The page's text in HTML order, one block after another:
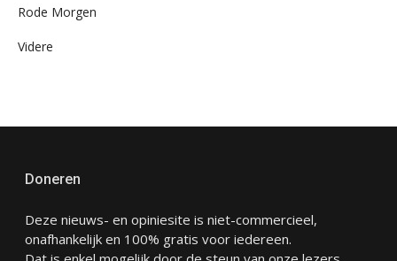
Rode Morgen
Videre
Doneren
Deze nieuws- en opiniesite is niet-commercieel,
onafhankelijk en 100% gratis voor iedereen.